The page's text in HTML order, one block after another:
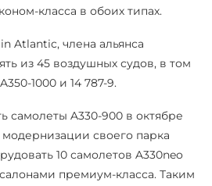
класса в обоих типах.
Atlantic, члена альянса
из 45 воздушных судов, в том
1000 и 14 787-9.
самолеты A330-900 в октябре
модернизации своего парка
10 самолетов A330neo
премиум-класса. Таким